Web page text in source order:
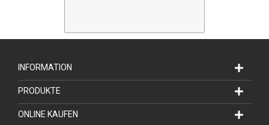
INFORMATION
PRODUKTE
ONLINE KAUFEN